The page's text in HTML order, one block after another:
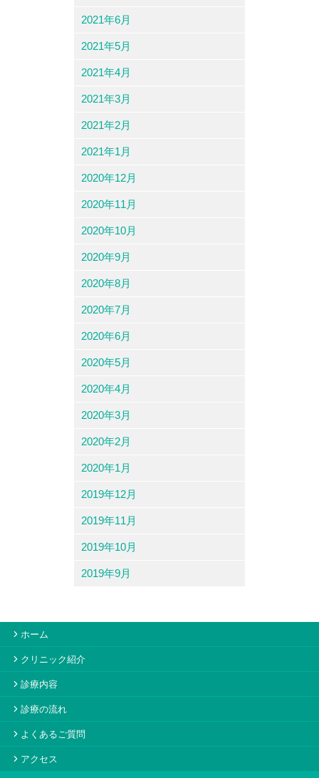
2021年6月
2021年5月
2021年4月
2021年3月
2021年2月
2021年1月
2020年12月
2020年11月
2020年10月
2020年9月
2020年8月
2020年7月
2020年6月
2020年5月
2020年4月
2020年3月
2020年2月
2020年1月
2019年12月
2019年11月
2019年10月
2019年9月
ホーム
クリニック紹介
診療内容
診療の流れ
よくあるご質問
アクセス